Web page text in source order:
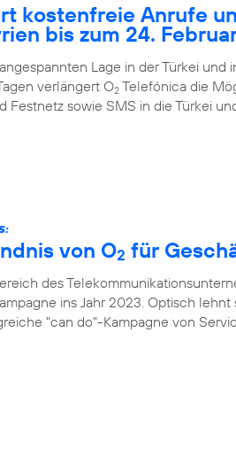
kostenfreie Anrufe
bis zum 24.
Lage in der Türkei und
verlängert O2 Telefónica die
sowie SMS in die Türkei
von O2 für
des
ins Jahr 2023. Optisch lehnt
"can do"-Kampagne von